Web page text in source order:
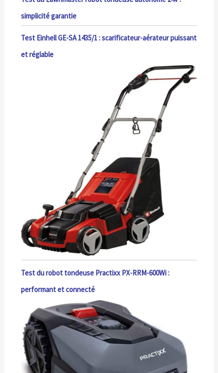
simplicité garantie
Test Einhell GE-SA 1435/1 : scarificateur-aérateur puissant
et réglable
Test du robot tondeuse Practixx PX-RRM-600Wi :
performant et connecté